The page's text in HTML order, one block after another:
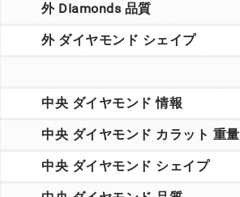
外 DIamonds 品質
外 ダイヤモンド シェイプ
中央 ダイヤモンド 情報
中央 ダイヤモンド カラット 重量
中央 ダイヤモンド シェイプ